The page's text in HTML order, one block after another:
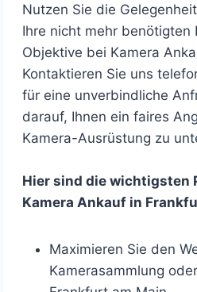
Nutzen Sie die
Ihre nicht mehr benötigten
Objektive bei Kamera
Kontaktieren Sie uns
für eine unverbindliche
darauf, Ihnen ein faires
Kamera-Ausrüstung zu
Hier sind die wichtigsten
Kamera Ankauf in
Maximieren Sie den
Kamerasammlung